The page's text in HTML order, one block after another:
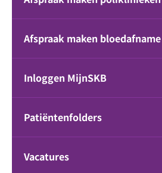
Afspraak maken bloedafname
Inloggen MijnSKB
Patiëntenfolders
Vacatures